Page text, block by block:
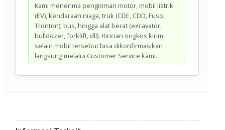
Kami menerima pengiriman motor, mobil listrik
(EV), kendaraan niaga, truk (CDE, CDD, Fuso,
Tronton), bus, hingga alat berat (excavator,
bulldozer, forklift, dll). Rincian ongkos kirim
selain mobil tersebut bisa dikonfirmasikan
langsung melalui Customer Service kami.